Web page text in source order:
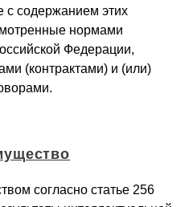
с содержанием этих
нормами
Федерации,
(контрактами) и (или)
согласно статье 256